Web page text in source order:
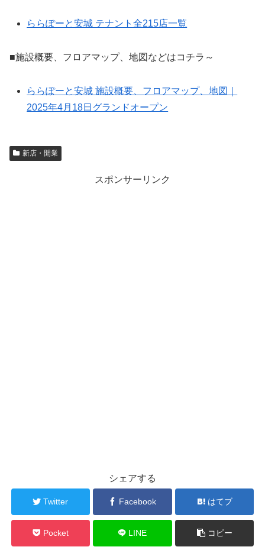
ららぽーと安城 テナント全215店一覧
■施設概要、フロアマップ、地図などはコチラ～
ららぽーと安城 施設概要、フロアマップ、地図｜
2025年4月18日グランドオープン
新店・開業
スポンサーリンク
シェアする
Twitter Facebook はてブ
Pocket LINE コピー